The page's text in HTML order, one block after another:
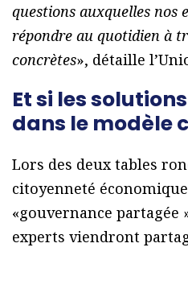
questions auxquelles nos
répondre au quotidien à
concrètes», détaille
Et si les
dans le modèle
Lors des deux tables
citoyenneté
«gouvernance partagée
experts viendront